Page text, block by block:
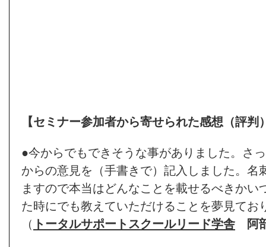
【セミナー参加者から寄せられた感想（評判
●今からでもできそうな事がありました。さ
からの意見を（手書きで）記入しました。名
ますので本当はどんなことを載せるべきかい
た時にでも教えていただけることを夢見てお
（ トータルサポートスクールリード学舎 阿